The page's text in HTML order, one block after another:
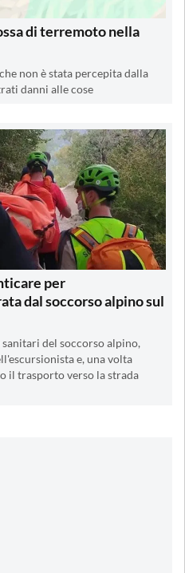
di terremoto nella
non è stata percepita dalla
danni alle cose
per
dal soccorso alpino sul
sanitari del soccorso alpino,
e, una volta
il trasporto verso la strada